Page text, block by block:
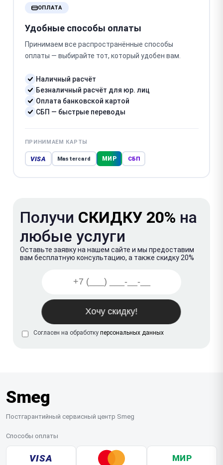
ОПЛАТА
Удобные способы оплаты
Принимаем все распространённые способы
оплаты — выбирайте тот, который удобен вам.
Наличный расчёт
Безналичный расчёт для юр. лиц
Оплата банковской картой
СБП — быстрые переводы
ПРИНИМАЕМ КАРТЫ
VISA Mastercard МИР СБП
Получи СКИДКУ 20% на
любые услуги
Оставьте заявку на нашем сайте и мы предоставим
вам бесплатную консультацию, а также скидку 20%
Согласен на обработку персональных данных
Smeg
Постгарантийный сервисный центр Smeg
Способы оплаты
VISA МИР